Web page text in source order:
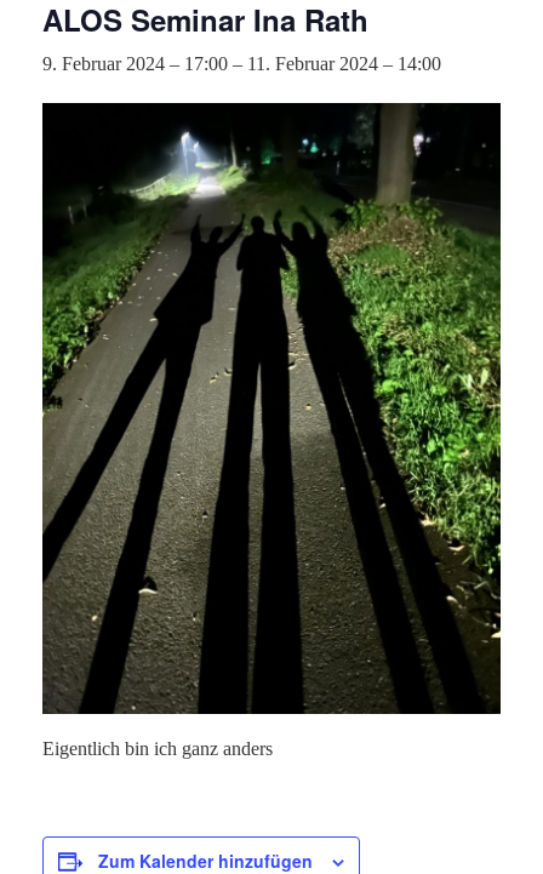
ALOS Seminar Ina Rath
9. Februar 2024 – 17:00 – 11. Februar 2024 – 14:00
Eigentlich bin ich ganz anders
Zum Kalender hinzufügen